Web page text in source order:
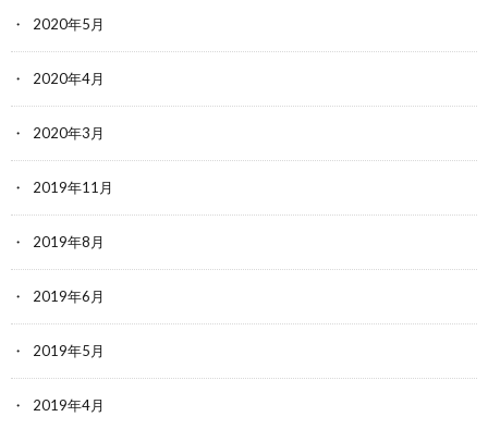
2020年5月
2020年4月
2020年3月
2019年11月
2019年8月
2019年6月
2019年5月
2019年4月